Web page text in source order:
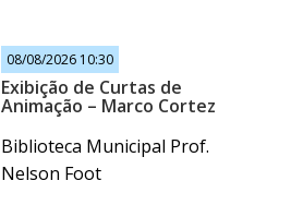
08/08/2026 10:30
Exibição de Curtas de
Animação – Marco Cortez
Biblioteca Municipal Prof.
Nelson Foot